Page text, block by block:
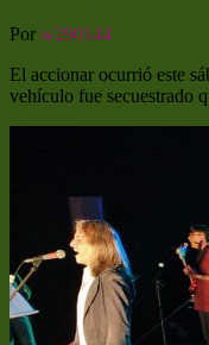
Por w290144
El accionar ocurrió este
vehículo fue secuestrado